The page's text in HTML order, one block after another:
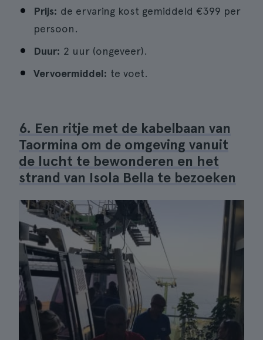
Prijs: de ervaring kost gemiddeld €399 per
persoon.
Duur: 2 uur (ongeveer).
Vervoermiddel: te voet.
6. Een ritje met de kabelbaan van
Taormina om de omgeving vanuit
de lucht te bewonderen en het
strand van Isola Bella te bezoeken